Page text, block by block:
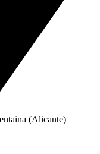
(Alicante)